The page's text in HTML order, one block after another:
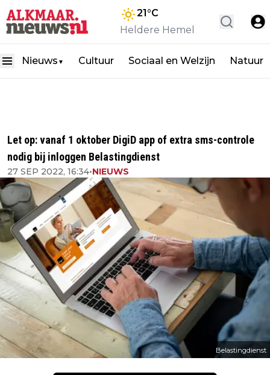
21°C
Heldere Hemel
Nieuws ▼ Cultuur Sociaal en Welzijn Natuur
Let op: vanaf 1 oktober DigiD app of extra sms-controle
nodig bij inloggen Belastingdienst
27 SEP 2022, 16:34•NIEUWS
Belastingdienst